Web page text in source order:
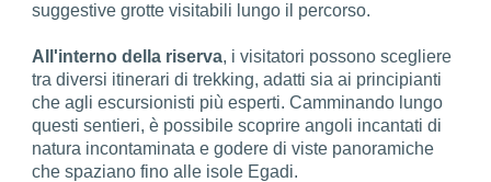
suggestive grotte visitabili lungo il percorso.
All'interno della riserva, i visitatori possono scegliere
tra diversi itinerari di trekking, adatti sia ai principianti
che agli escursionisti più esperti. Camminando lungo
questi sentieri, è possibile scoprire angoli incantati di
natura incontaminata e godere di viste panoramiche
che spaziano fino alle isole Egadi.